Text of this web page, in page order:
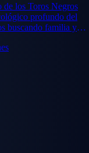
de los Toros Negros
profundo del
buscando familia y